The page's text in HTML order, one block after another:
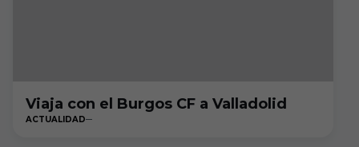
Viaja con el Burgos CF a Valladolid
ACTUALIDAD